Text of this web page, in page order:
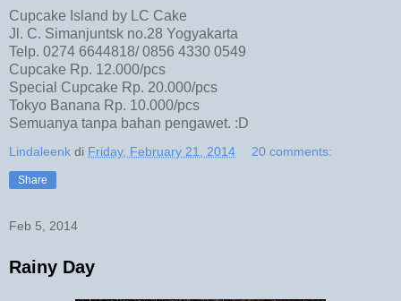
Cupcake Island by LC Cake
Jl. C. Simanjuntsk no.28 Yogyakarta
Telp. 0274 6644818/ 0856 4330 0549
Cupcake Rp. 12.000/pcs
Special Cupcake Rp. 20.000/pcs
Tokyo Banana Rp. 10.000/pcs
Semuanya tanpa bahan pengawet. :D
Lindaleenk di Friday, February 21, 2014 20 comments:
Share
Feb 5, 2014
Rainy Day